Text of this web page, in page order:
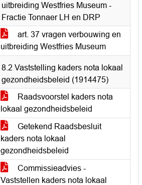
uitbreiding Westfries Museum -
Fractie Tonnaer LH en DRP
art. 37 vragen verbouwing en
uitbreiding Westfries Museum
8.2 Vaststelling kaders nota lokaal
gezondheidsbeleid (1914475)
Raadsvoorstel kaders nota
lokaal gezondheidsbeleid
Getekend Raadsbesluit
kaders nota lokaal
gezondheidsbeleid
Commissieadvies -
Vaststellen kaders nota lokaal